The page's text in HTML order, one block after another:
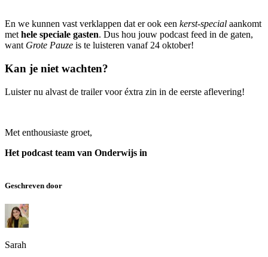
En we kunnen vast verklappen dat er ook een kerst-special aankomt
methele speciale gasten. Dus hou jouw podcast feed in de gaten,
want Grote Pauze is te luisteren vanaf 24 oktober!
Kan je niet wachten?
Luister nu alvast de trailer voor éxtra zin in de eerste aflevering!
Met enthousiaste groet,
Het podcast team van Onderwijs in
Geschreven door
Sarah